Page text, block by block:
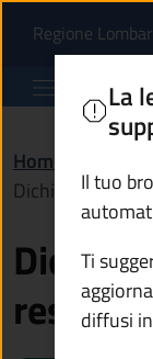
Regione
Home
Dichiarare il
La
Il tuo
Ti
diffusi